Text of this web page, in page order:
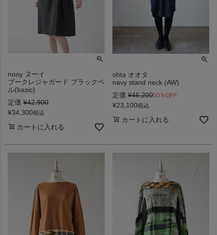
nooy ヌーイ
ブークレジャガード ブラックベ
ル(basic)
定価 ¥42,900
¥34,300税込
カートに入れる
ohta オオタ
navy stand neck (AW)
定価 ¥46,20050％OFF
¥23,100税込
カートに入れる